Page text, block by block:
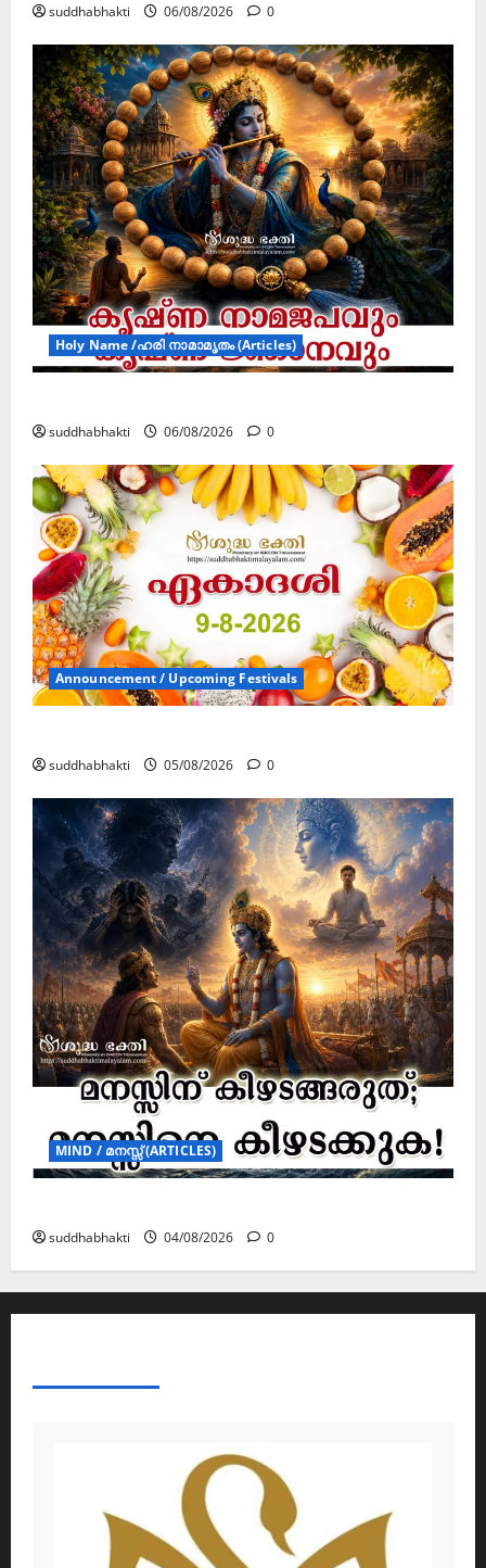
suddhabhakti 06/08/2026 0
Holy Name /ഹരി നാമാമൃതം (Articles)
suddhabhakti 06/08/2026 0
Announcement / Upcoming Festivals
suddhabhakti 05/08/2026 0
MIND / മനസ്സ് (ARTICLES)
suddhabhakti 04/08/2026 0